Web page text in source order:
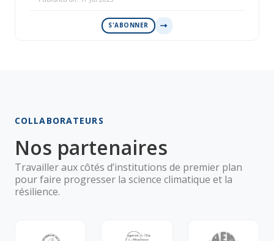
S'ABONNER
COLLABORATEURS
Nos partenaires
Travailler aux côtés d’institutions de premier plan
pour faire progresser la science climatique et la
résilience.